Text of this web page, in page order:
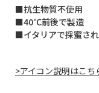
■抗生物質不使用
■40℃前後で製造
■イタリアで採蜜さ
>アイコン説明はこち